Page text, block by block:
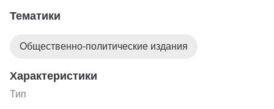
Тематики
Общественно-политические издания
Характеристики
Тип